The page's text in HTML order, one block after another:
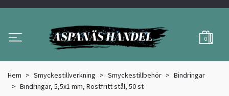
0
Hem Smyckestillverkning Smyckestillbehör
Bindringar
Bindringar, 5,5x1 mm, Rostfritt stål, 50 st